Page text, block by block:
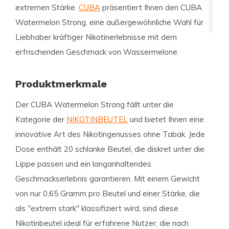
extremen Stärke. CUBA präsentiert Ihnen den CUBA
Watermelon Strong, eine außergewöhnliche Wahl für
Liebhaber kräftiger Nikotinerlebnisse mit dem
erfrischenden Geschmack von Wassermelone.
Produktmerkmale
Der CUBA Watermelon Strong fällt unter die
Kategorie der NIKOTINBEUTEL und bietet Ihnen eine
innovative Art des Nikotingenusses ohne Tabak. Jede
Dose enthält 20 schlanke Beutel, die diskret unter die
Lippe passen und ein langanhaltendes
Geschmackserlebnis garantieren. Mit einem Gewicht
von nur 0,65 Gramm pro Beutel und einer Stärke, die
als "extrem stark" klassifiziert wird, sind diese
Nikotinbeutel ideal für erfahrene Nutzer, die nach